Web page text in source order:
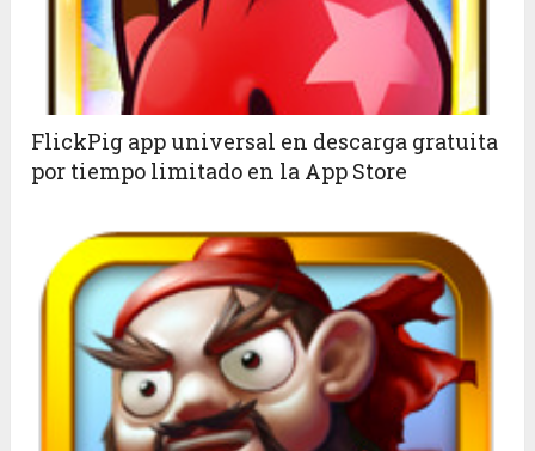
FlickPig app universal en descarga gratuita
por tiempo limitado en la App Store